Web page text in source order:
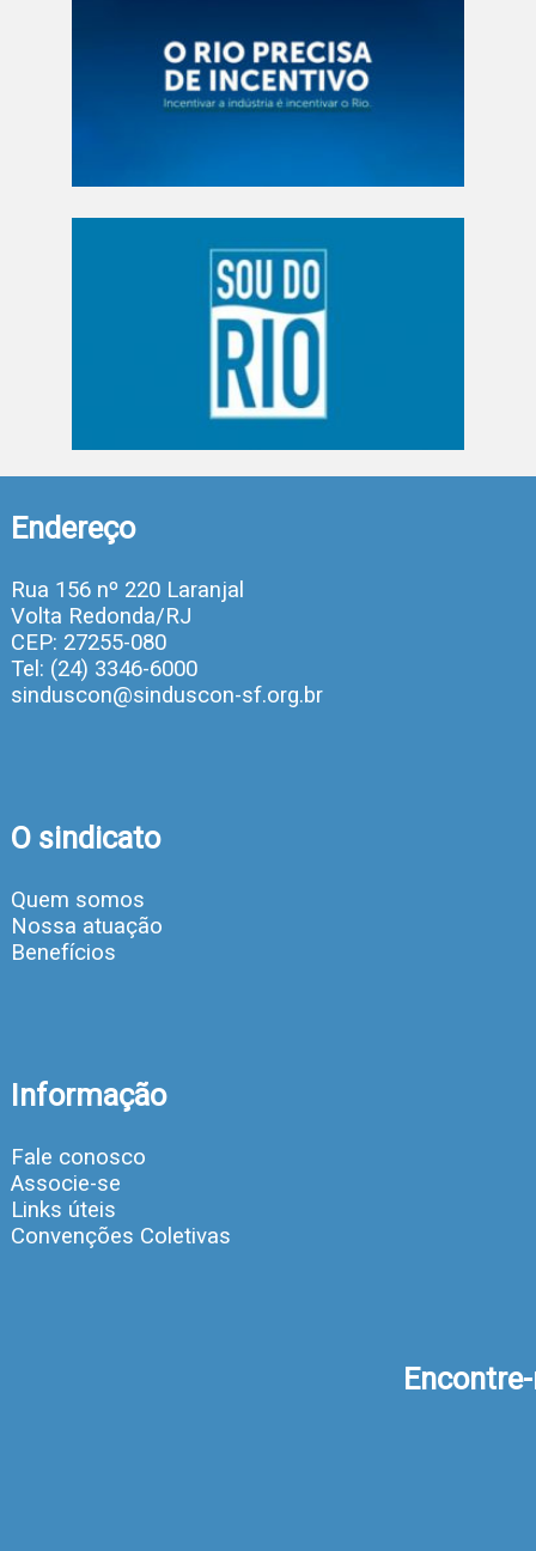
Endereço
Rua 156 nº 220 Laranjal
Volta Redonda/RJ
CEP: 27255-080
Tel: (24) 3346-6000
sinduscon@sinduscon-sf.org.br
O sindicato
Quem somos
Nossa atuação
Benefícios
Informação
Fale conosco
Associe-se
Links úteis
Convenções Coletivas